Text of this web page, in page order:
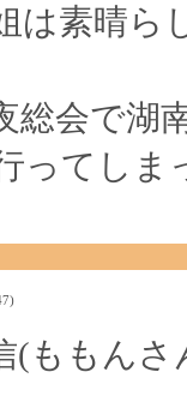
は素晴
総会で湖
ってしま
(ももんさ